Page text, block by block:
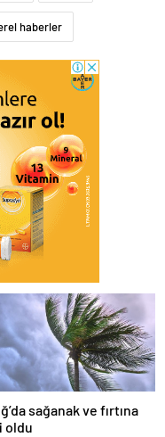
haberler
sağanak ve fırtına
oldu